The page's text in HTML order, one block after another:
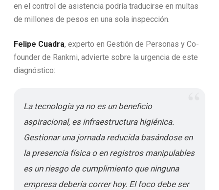
en el control de asistencia podría traducirse en multas
de millones de pesos en una sola inspección.
Felipe Cuadra, experto en Gestión de Personas y Co-
founder de Rankmi, advierte sobre la urgencia de este
diagnóstico:
La tecnología ya no es un beneficio
aspiracional, es infraestructura higiénica.
Gestionar una jornada reducida basándose en
la presencia física o en registros manipulables
es un riesgo de cumplimiento que ninguna
empresa debería correr hoy. El foco debe ser